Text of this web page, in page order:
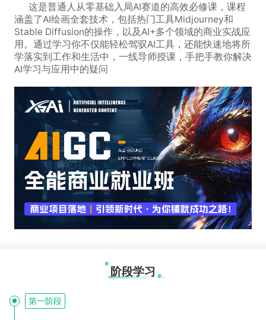
这是普通人从零基础入局AI赛道的高效必修课，课程
涵盖了AI绘画全套技术，包括热门工具Midjourney和
Stable Diffusion的操作，以及AI+多个领域的商业实战应
用。通过学习你不仅能轻松驾驭AI工具，还能快速地将所
学落实到工作和生活中，一线导师授课，手把手教你解决
AI学习与应用中的疑问
阶段学习
第一阶段